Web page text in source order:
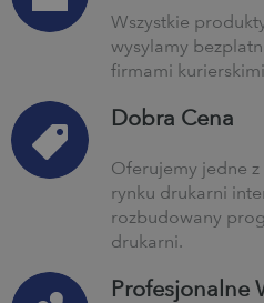
Wszystkie
wysyłamy
firmami
Dobra Cena
Oferujemy jedne z
rynku drukarni
rozbudowany
drukarni.
Profesjonalne